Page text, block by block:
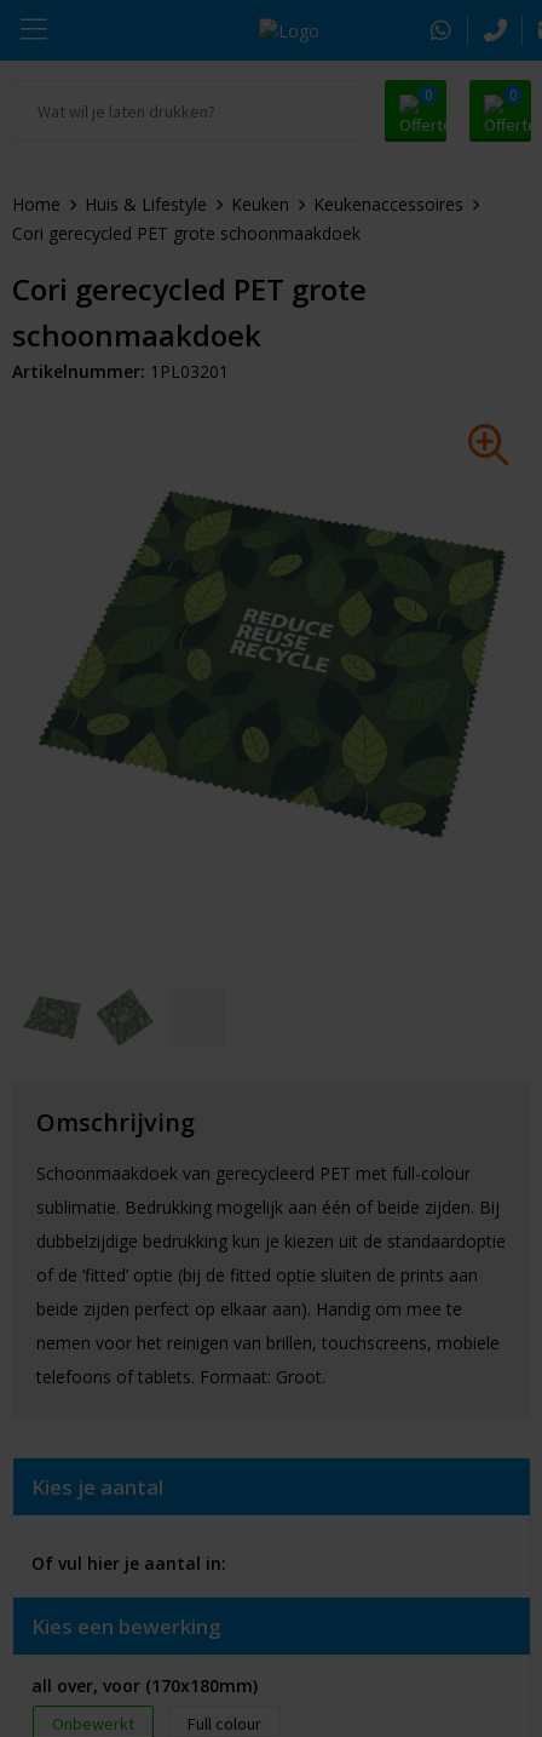
0 0
Drinkwaren
Tassen & Reizen
Sleutelhangers & Tools
Huis & Lifestyle
Outdoor & Vrije Tijd
Auto & Veiligheid
Gezondheid & Verzorging
Alle promosnoepje
Zomer
Kerst
Thule
Alle merken
Home Huis & Lifestyle Keuken
Keukenaccessoires
Cori gerecycled PET grote schoonmaakdoek
Cori gerecycled PET grote
schoonmaakdoek
Artikelnummer: 1PL03201
Omschrijving
Schoonmaakdoek van gerecycleerd PET met full-colour
sublimatie. Bedrukking mogelijk aan één of beide zijden. Bij
dubbelzijdige bedrukking kun je kiezen uit de standaardoptie
of de ‘fitted’ optie (bij de fitted optie sluiten de prints aan
beide zijden perfect op elkaar aan). Handig om mee te
nemen voor het reinigen van brillen, touchscreens, mobiele
telefoons of tablets. Formaat: Groot.
Kies je aantal
Of vul hier je aantal in:
Kies een bewerking
all over, voor (170x180mm)
Onbewerkt Full colour